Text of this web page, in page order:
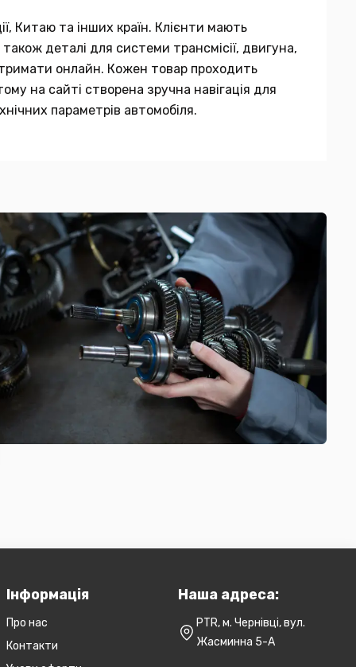
Китаю та інших країн. Клієнти мають
деталі для системи трансмісії, двигуна,
онлайн. Кожен товар проходить
на сайті створена зручна навігація для
параметрів автомобіля.
Інформація
Про нас
Контакти
Наша адреса:
PTR, м. Чернівці, вул.
Жасминна 5-А